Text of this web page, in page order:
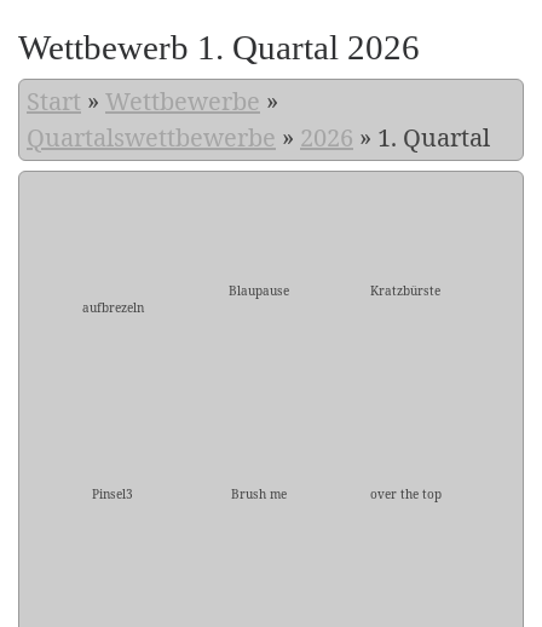
Wettbewerb 1. Quartal 2026
Start » Wettbewerbe »
Quartalswettbewerbe » 2026 » 1. Quartal
aufbrezeln
Blaupause Kratzbürste
Pinsel3 Brush me over the top